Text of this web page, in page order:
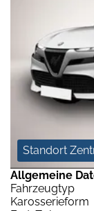
Standort
Allgemeine
Fahrzeugtyp
Karosserieform